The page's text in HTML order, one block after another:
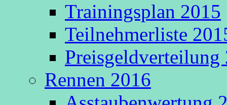
Trainingsplan 2015
Teilnehmerliste
Preisgeldverteilung
Rennen 2016